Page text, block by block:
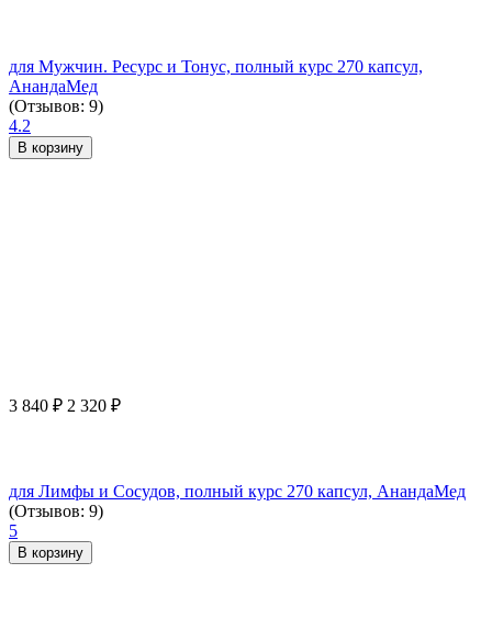
для Мужчин. Ресурс и Тонус, полный курс 270 капсул,
АнандаМед
(Отзывов: 9)
4.2
В корзину
3 840 ₽ 2 320 ₽
для Лимфы и Сосудов, полный курс 270 капсул, АнандаМед
(Отзывов: 9)
5
В корзину